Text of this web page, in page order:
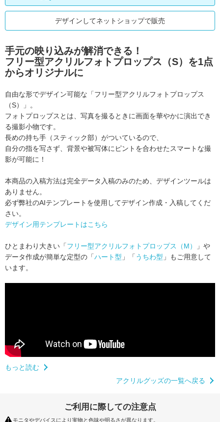
デザインしてネットショップで販売
手元の映り込みが解消できる！
フリー型アクリルフォトプロップス（S）を1点
からオリジナルに
自由な形でデザイン可能な「フリー型アクリルフォトプロップス
（S）」。
フォトプロップスとは、写真を撮るときに画面を華やかに演出でき
る撮影小物です。
長めの持ち手（スティック部）がついているので、
自分の指を写さず、背景や被写体にピントを合わせたスマートな撮
影が可能に！
本商品の入稿方法は完全データ入稿のみのため、デザインツールは
ありません。
必ず弊社のAIテンプレートを使用してデザイン作成・入稿してくだ
さい。
デザイン用テンプレートはこちら
ひとまわり大きい「フリー型アクリルフォトプロップス（M）
」や
データ作成が簡単な定型の「ハート型 」「 うちわ型 」もご用意して
います。
もっと読む
アクリルグッズの一覧へ戻る
ご利用に際しての注意点
モニタやデバイスにより実物と色味や明るさが異なります。